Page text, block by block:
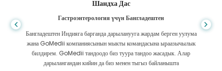
Шандха Дас
Гастроэнтерология үчүн Бангладештен
Бангладештен Индияга барганда дарыланууга жардам берген уулума
жана GoMedii компаниясынын мыкты командасына ыраазычылык
билдирем. GoMedii тандоодо биз туура тандоо жасадык. Алар
дарылангандан кийин да биз менен тыгыз байланышта